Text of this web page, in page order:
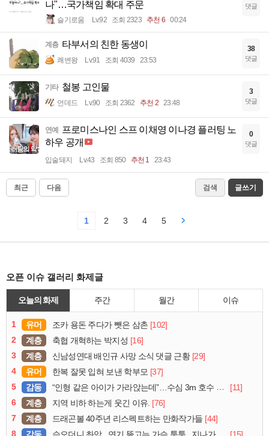
나"…국가책임 확대 주문
슬기로움 Lv.92 조회 2323 추천 6 00:24
댓글
계층 타부서의 친한 동생이
쾌변왕 Lv.91 조회 4039 23:53
38
댓글
기타 철봉 고인물
언데드 Lv.90 조회 2362 추천 2 23:48
3
댓글
연예
프로미스나인 스프 이채영 이나경 플러팅 노
하우 공개
입술돼지 Lv.43 조회 850 추천 1 23:43
0
댓글
최근 다음 검색 글쓰기
1 2 3 4 5
오픈 이슈 갤러리 화제글
오늘의 화제 주간 월간 이슈
1 유머 조카 용돈 주다가 뺏은 삼촌 [102]
2
계층 축협 개혁하는 박지성 [16]
3
계층 신남성연대 배인규 사망 소식 댓글 근황 [29]
4
유머 한복 잘못 입혀 보낸 학부모 [37]
5
감동 “인형 같은 아이가 가라앉는데”…수심 3m 호수 뛰어든 60대 의인
[11]
6
계층 지역 비하 하는게 웃긴 이유. [76]
7
계층 드래곤볼 40주년 리스펙트하는 만화작가들 [44]
8